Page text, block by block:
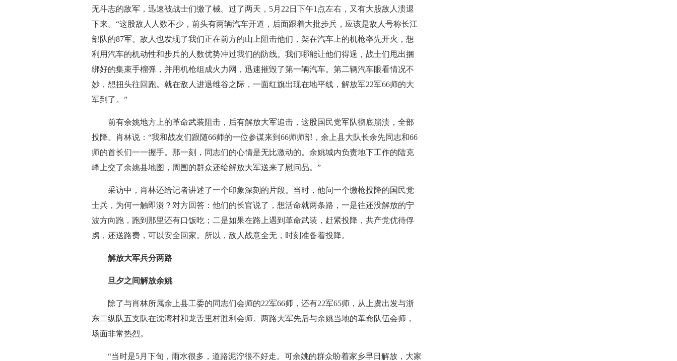
无斗志的敌军，迅速被战士们缴了械。过了两天，5月22日下午1点左右，又有大股敌人溃退
下来。“这股敌人人数不少，前头有两辆汽车开道，后面跟着大批步兵，应该是敌人号称长江
部队的87军。敌人也发现了我们正在前方的山上阻击他们，架在汽车上的机枪率先开火，想
利用汽车的机动性和步兵的人数优势冲过我们的防线。我们哪能让他们得逞，战士们甩出捆
绑好的集束手榴弹，并用机枪组成火力网，迅速摧毁了第一辆汽车。第二辆汽车眼看情况不
妙，想扭头往回跑。就在敌人进退维谷之际，一面红旗出现在地平线，解放军22军66师的大
军到了。”
前有余姚地方上的革命武装阻击，后有解放大军追击，这股国民党军队彻底崩溃，全部
投降。肖林说：“我和战友们跟随66师的一位参谋来到66师师部，余上县大队长余先同志和66
师的首长们一一握手。那一刻，同志们的心情是无比激动的。余姚城内负责地下工作的陆克
峰上交了余姚县地图，周围的群众还给解放大军送来了慰问品。”
采访中，肖林还给记者讲述了一个印象深刻的片段。当时，他问一个缴枪投降的国民党
士兵，为何一触即溃？对方回答：他们的长官说了，想活命就两条路，一是往还没解放的宁
波方向跑，跑到那里还有口饭吃；二是如果在路上遇到革命武装，赶紧投降，共产党优待俘
虏，还送路费，可以安全回家。所以，敌人战意全无，时刻准备着投降。
解放大军兵分两路
旦夕之间解放余姚
除了与肖林所属余上县工委的同志们会师的22军66师，还有22军65师，从上虞出发与浙
东二纵队五支队在沈湾村和龙舌里村胜利会师。两路大军先后与余姚当地的革命队伍会师，
场面非常热烈。
“当时是5月下旬，雨水很多，道路泥泞很不好走。可余姚的群众盼着家乡早日解放，大家